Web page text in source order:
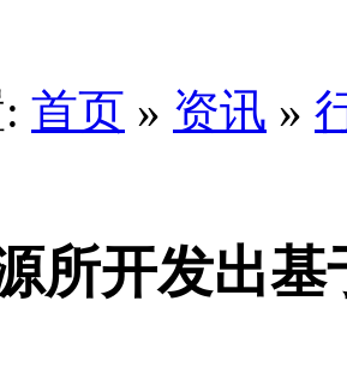
首页 » 资讯 »
所开发出